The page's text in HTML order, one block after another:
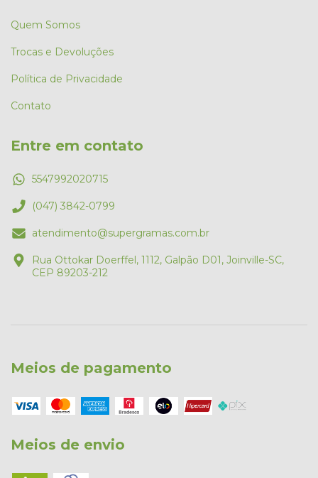
Quem Somos
Trocas e Devoluções
Política de Privacidade
Contato
Entre em contato
5547992020715
(047) 3842-0799
atendimento@supergramas.com.br
Rua Ottokar Doerffel, 1112, Galpão D01, Joinville-SC,
CEP 89203-212
Meios de pagamento
Meios de envio